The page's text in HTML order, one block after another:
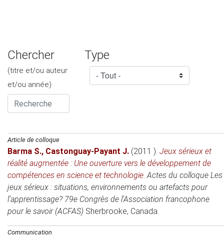
Chercher
(titre et/ou auteur
et/ou année)
Type
Article de colloque
Barma S., Castonguay-Payant J. (2011 ). Jeux sérieux et
réalité augmentée : Une ouverture vers le développement de
compétences en science et technologie.Actes du colloque Les
jeux sérieux : situations, environnements ou artefacts pour
l’apprentissage? 79e Congrès de l’Association francophone
pour le savoir (ACFAS) Sherbrooke, Canada.
Communication